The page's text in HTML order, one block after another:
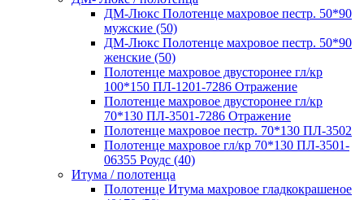
ДМ-Люкс Полотенце махровое пестр. 50*90
мужские (50)
ДМ-Люкс Полотенце махровое пестр. 50*90
женские (50)
Полотенце махровое двусторонее гл/кр
100*150 ПЛ-1201-7286 Отражение
Полотенце махровое двусторонее гл/кр
70*130 ПЛ-3501-7286 Отражение
Полотенце махровое пестр. 70*130 ПЛ-3502
Полотенце махровое гл/кр 70*130 ПЛ-3501-
06355 Роудс (40)
Итума / полотенца
Полотенце Итума махровое гладкокрашеное